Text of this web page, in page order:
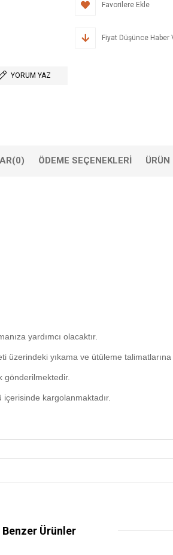
Favorilere Ekle
Fiyat Düşünce Haber
YORUM YAZ
(0) ÖDEME SEÇENEKLERI ÜRÜN
yardımcı olacaktır.
üzerindeki yıkama ve ütüleme
kargolanmaktadır.
Benzer Ürünler